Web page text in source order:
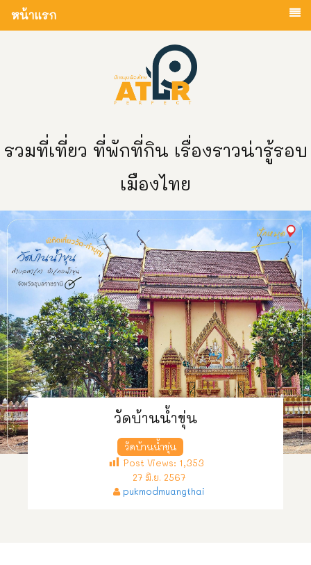
หน้าแรก
รวมที่เที่ยว ที่พักที่กิน เรื่องราวน่ารู้รอบ
เมืองไทย
วัดบ้านน้ำขุ่น
วัดบ้านน้ำขุ่น
Post Views: 1,353
27 มิ.ย. 2567
pukmodmuangthai